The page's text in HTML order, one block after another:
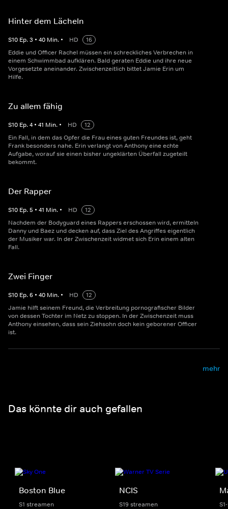
Hinter dem Lächeln
S10 Ep.3 • 40 Min. • HD
16
Eddie und Officer Rachel müssen ein schreckliches Verbrechen in
einem Schwimmbad aufklären. Bald geraten Eddie und ihre neue
Vorgesetzte aneinander. Zwischenzeitlich bittet Jamie Erin um
Hilfe.
Zu allem fähig
S10 Ep.4 • 41 Min. • HD
12
Ein Fall, in dem das Opfer die Frau eines guten Freundes ist, geht
Frank besonders nahe. Erin verlangt von Anthony eine echte
Aufgabe, worauf sie einen bisher ungeklärten Überfall zugeteilt
bekommt.
Der Rapper
S10 Ep.5 • 41 Min. • HD
12
Nachdem der Bodyguard eines Rappers erschossen wird, ermitteln
Danny und Baez und decken auf, dass Ziel des Angriffes eigentlich
der Musiker war. In der Zwischenzeit widmet sich Erin einem alten
Fall.
Zwei Finger
S10 Ep.6 • 40 Min. • HD
12
Jamie hilft seinem Freund, die Verbreitung pornografischer Bilder
von dessen Tochter im Netz zu stoppen. In der Zwischenzeit muss
Anthony einsehen, dass sein Ziehsohn doch kein geborener Officer
ist.
mehr
Das könnte dir auch gefallen
Boston Blue
S1 streamen
NCIS
S19 streamen